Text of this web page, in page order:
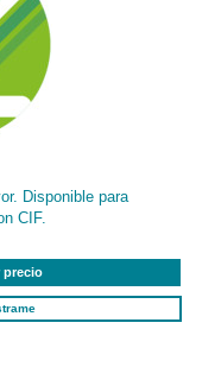
Disponible para
CIF.
precio